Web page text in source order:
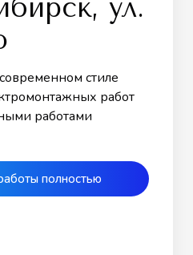
ул.
стиле
работ
работами
полностью